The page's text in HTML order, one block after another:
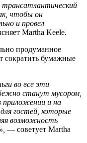
чтобы он
и провел
Martha Keele.
продуманное
сократить бумажные
во все эти
станут мусором,
приложении и на
гостей, которые
возможность
— советует Martha